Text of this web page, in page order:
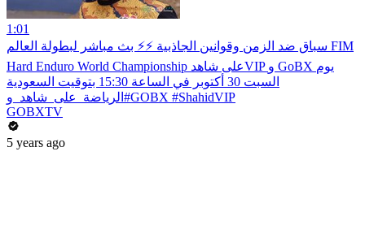
1:01
سباق ضد الزمن وقوانين الجاذبية ⚡⚡ بث مباشر لبطولة العالم FIM
Hard Enduro World Championship على شاهدVIP و GoBX يوم
السبت 30 أكتوبر في الساعة 15:30 بتوقيت السعودية
#الرياضة_على_شاهد_وGOBX #ShahidVIP
GOBXTV
5 years ago